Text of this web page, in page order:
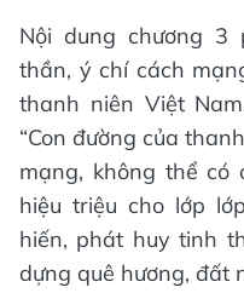
Nội dung chương
thần, ý chí cách
thanh niên Việt
“Con đường của
mạng, không thể có
hiệu triệu cho lớp
hiến, phát huy tinh
dựng quê hương, đất